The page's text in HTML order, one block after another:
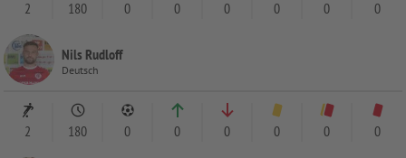
2 180 0 0 0 0 0 0
Nils Rudloff
Deutsch
2 180 0 0 0 0 0 0